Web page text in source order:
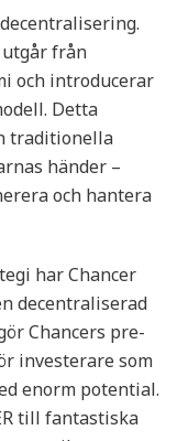
från
och introducerar
Detta
traditionella
händer –
och hantera
har Chancer
decentraliserad
Chancers pre-
investerare som
enorm potential.
till fantastiska